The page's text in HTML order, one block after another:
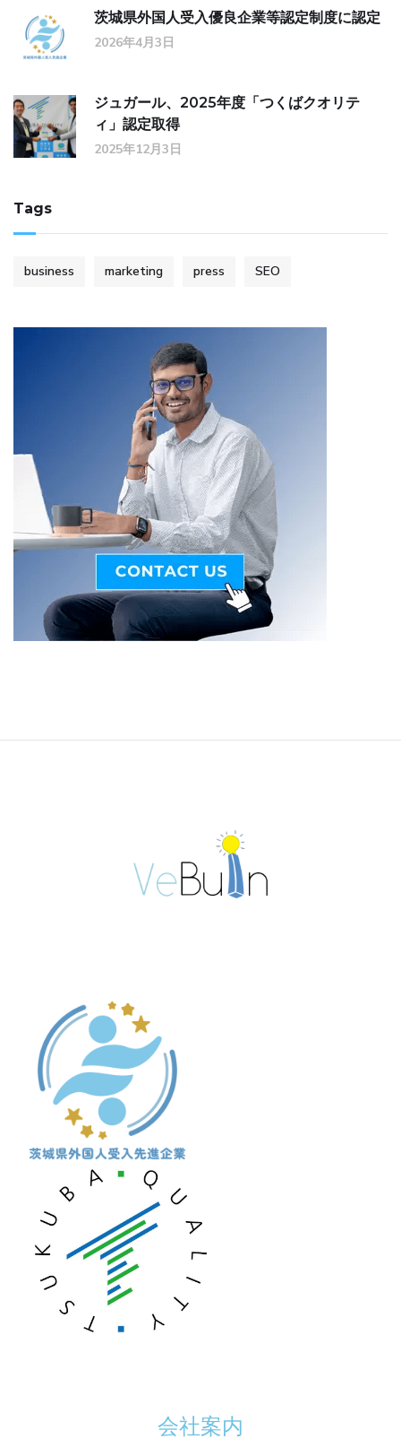
茨城県外国人受入優良企業等認定制度に認定
2026年4月3日
ジュガール、2025年度「つくばクオリテ
ィ」認定取得
2025年12月3日
Tags
business marketing press SEO
会社案内